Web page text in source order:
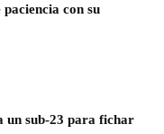
con su
un sub-23 para fichar